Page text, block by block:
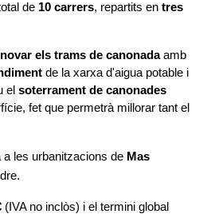
de 10 carrers, repartits en tres
els trams de canonada amb
de la xarxa d'aigua potable i
el
fet que permetrà millorar tant el
les urbanitzacions de Mas
(IVA no inclòs) i el termini global